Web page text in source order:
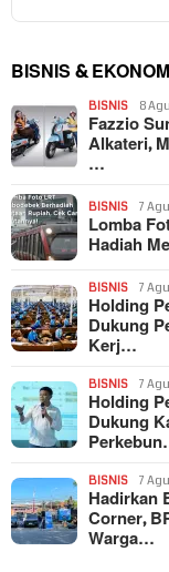
BISNIS &
BISNIS 8
Fazzio
Alkateri,
…
BISNIS 7
Lomba
Hadiah
BISNIS 7
Holding
Dukung
Kerj…
BISNIS 7
Holding
Dukung
BISNIS 7
Hadirkan
Corner,
Warga…